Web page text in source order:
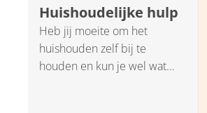
Huishoudelijke hulp
Heb jij moeite om het
huishouden zelf bij te
houden en kun je wel wat